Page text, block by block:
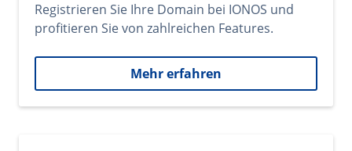
Registrieren Sie Ihre Domain bei IONOS und
profitieren Sie von zahlreichen Features.
Mehr erfahren